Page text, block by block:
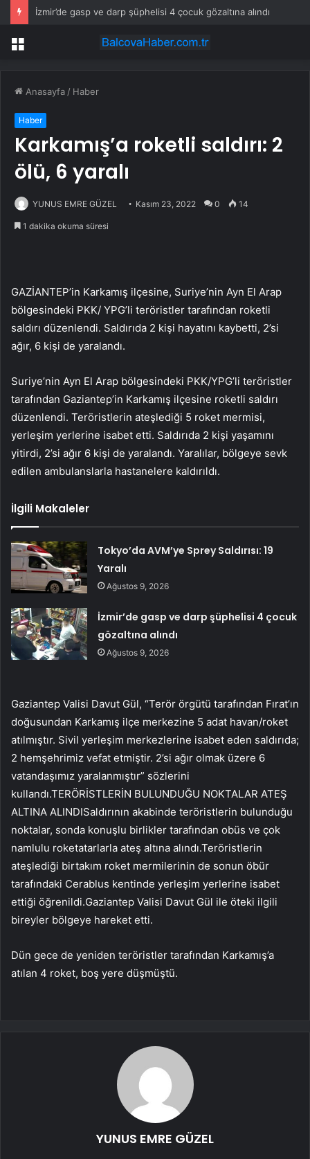
İzmir’de gasp ve darp şüphelisi 4 çocuk gözaltına alındı
Menü
Anasayfa / Haber
Haber
Karkamış’a roketli saldırı: 2
ölü, 6 yaralı
YUNUS EMRE GÜZEL Kasım 23, 2022 0 14
1 dakika okuma süresi
GAZİANTEP’in Karkamış ilçesine, Suriye’nin Ayn El Arap
bölgesindeki PKK/ YPG’li teröristler tarafından roketli
saldırı düzenlendi. Saldırıda 2 kişi hayatını kaybetti, 2’si
ağır, 6 kişi de yaralandı.
Suriye’nin Ayn El Arap bölgesindeki PKK/YPG’li teröristler
tarafından Gaziantep’in Karkamış ilçesine roketli saldırı
düzenlendi. Teröristlerin ateşlediği 5 roket mermisi,
yerleşim yerlerine isabet etti. Saldırıda 2 kişi yaşamını
yitirdi, 2’si ağır 6 kişi de yaralandı. Yaralılar, bölgeye sevk
edilen ambulanslarla hastanelere kaldırıldı.
İlgili Makaleler
Tokyo’da AVM’ye Sprey Saldırısı: 19
Yaralı
Ağustos 9, 2026
İzmir’de gasp ve darp şüphelisi 4 çocuk
gözaltına alındı
Ağustos 9, 2026
Gaziantep Valisi Davut Gül, “Terör örgütü tarafından Fırat’ın
doğusundan Karkamış ilçe merkezine 5 adat havan/roket
atılmıştır. Sivil yerleşim merkezlerine isabet eden saldırıda;
2 hemşehrimiz vefat etmiştir. 2’si ağır olmak üzere 6
vatandaşımız yaralanmıştır” sözlerini
kullandı.TERÖRİSTLERİN BULUNDUĞU NOKTALAR ATEŞ
ALTINA ALINDISaldırının akabinde teröristlerin bulunduğu
noktalar, sonda konuşlu birlikler tarafından obüs ve çok
namlulu roketatarlarla ateş altına alındı.Teröristlerin
ateşlediği birtakım roket mermilerinin de sonun öbür
tarafındaki Cerablus kentinde yerleşim yerlerine isabet
ettiği öğrenildi.Gaziantep Valisi Davut Gül ile öteki ilgili
bireyler bölgeye hareket etti.
Dün gece de yeniden teröristler tarafından Karkamış’a
atılan 4 roket, boş yere düşmüştü.
YUNUS EMRE GÜZEL